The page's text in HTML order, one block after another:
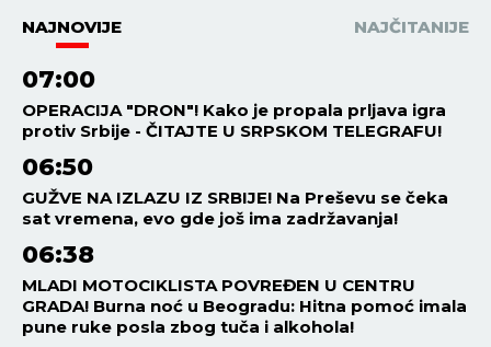
NAJNOVIJE NAJČITANIJE
07:00
OPERACIJA "DRON"! Kako je propala prljava igra
protiv Srbije - ČITAJTE U SRPSKOM TELEGRAFU!
06:50
GUŽVE NA IZLAZU IZ SRBIJE! Na Preševu se čeka
sat vremena, evo gde još ima zadržavanja!
06:38
MLADI MOTOCIKLISTA POVREĐEN U CENTRU
GRADA! Burna noć u Beogradu: Hitna pomoć imala
pune ruke posla zbog tuča i alkohola!